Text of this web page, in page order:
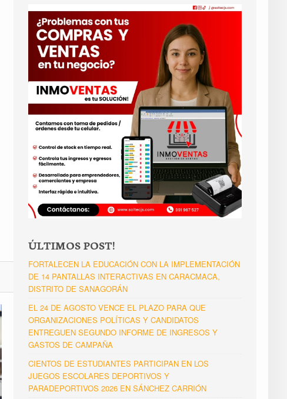
ÚLTIMOS POST!
FORTALECEN LA EDUCACIÓN CON LA IMPLEMENTACIÓN
DE 14 PANTALLAS INTERACTIVAS EN CARACMACA,
DISTRITO DE SANAGORÁN
EL 24 DE AGOSTO VENCE EL PLAZO PARA QUE
ORGANIZACIONES POLÍTICAS Y CANDIDATOS
ENTREGUEN SEGUNDO INFORME DE INGRESOS Y
GASTOS DE CAMPAÑA
CIENTOS DE ESTUDIANTES PARTICIPAN EN LOS
JUEGOS ESCOLARES DEPORTIVOS Y
PARADEPORTIVOS 2026 EN SÁNCHEZ CARRIÓN